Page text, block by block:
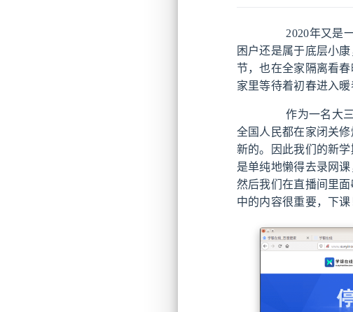
2020年又是一
困户还是属于底层小
节，也在全家隔离看
家里等待着初春进入暖
作为一名大三狗
全国人民都在家闭关
新的。因此我们的新
是单纯地懒得去录网
然后我们在直播间里面
中的内容很重要，下课